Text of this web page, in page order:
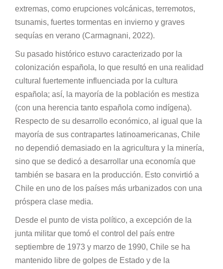
extremas, como erupciones volcánicas, terremotos,
tsunamis, fuertes tormentas en invierno y graves
sequías en verano (Carmagnani, 2022).
Su pasado histórico estuvo caracterizado por la
colonización española, lo que resultó en una realidad
cultural fuertemente influenciada por la cultura
española; así, la mayoría de la población es mestiza
(con una herencia tanto española como indígena).
Respecto de su desarrollo económico, al igual que la
mayoría de sus contrapartes latinoamericanas, Chile
no dependió demasiado en la agricultura y la minería,
sino que se dedicó a desarrollar una economía que
también se basara en la producción. Esto convirtió a
Chile en uno de los países más urbanizados con una
próspera clase media.
Desde el punto de vista político, a excepción de la
junta militar que tomó el control del país entre
septiembre de 1973 y marzo de 1990, Chile se ha
mantenido libre de golpes de Estado y de la